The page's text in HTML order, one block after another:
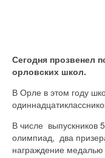
Сегодня прозвенел
орловских школ.
В Орле в этом году
В числе выпускников
олимпиад, два
награждение